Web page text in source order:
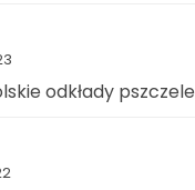
odkłady pszczele